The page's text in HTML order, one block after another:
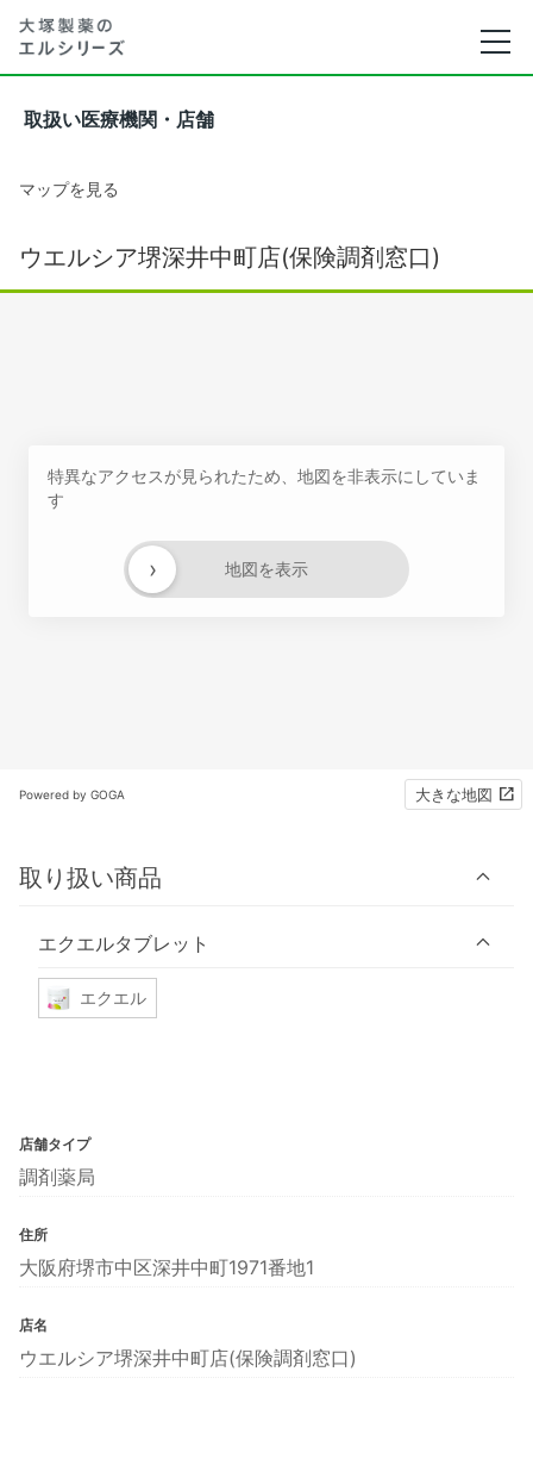
取扱い医療機関・店舗
マップを見る
ウエルシア堺深井中町店(保険調剤窓口)
特異なアクセスが見られたため、地図を非表示にしていま
す
地図を表示
›
Powered by GOGA 大きな地図
取り扱い商品
エクエルタブレット
エクエル
店舗タイプ
調剤薬局
住所
大阪府堺市中区深井中町1971番地1
店名
ウエルシア堺深井中町店(保険調剤窓口)